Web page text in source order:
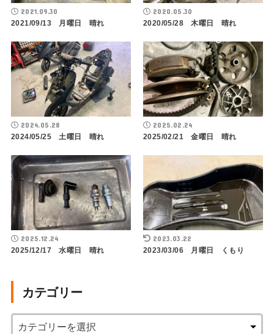
2021.09.30
2021/09/13 月曜日 晴れ
2020.05.30
2020/05/28 木曜日 晴れ
2024.05.28
2024/05/25 土曜日 晴れ
2025.02.24
2025/02/21 金曜日 晴れ
2025.12.24
2025/12/17 水曜日 晴れ
2023.03.22
2023/03/06 月曜日 くもり
カテゴリー